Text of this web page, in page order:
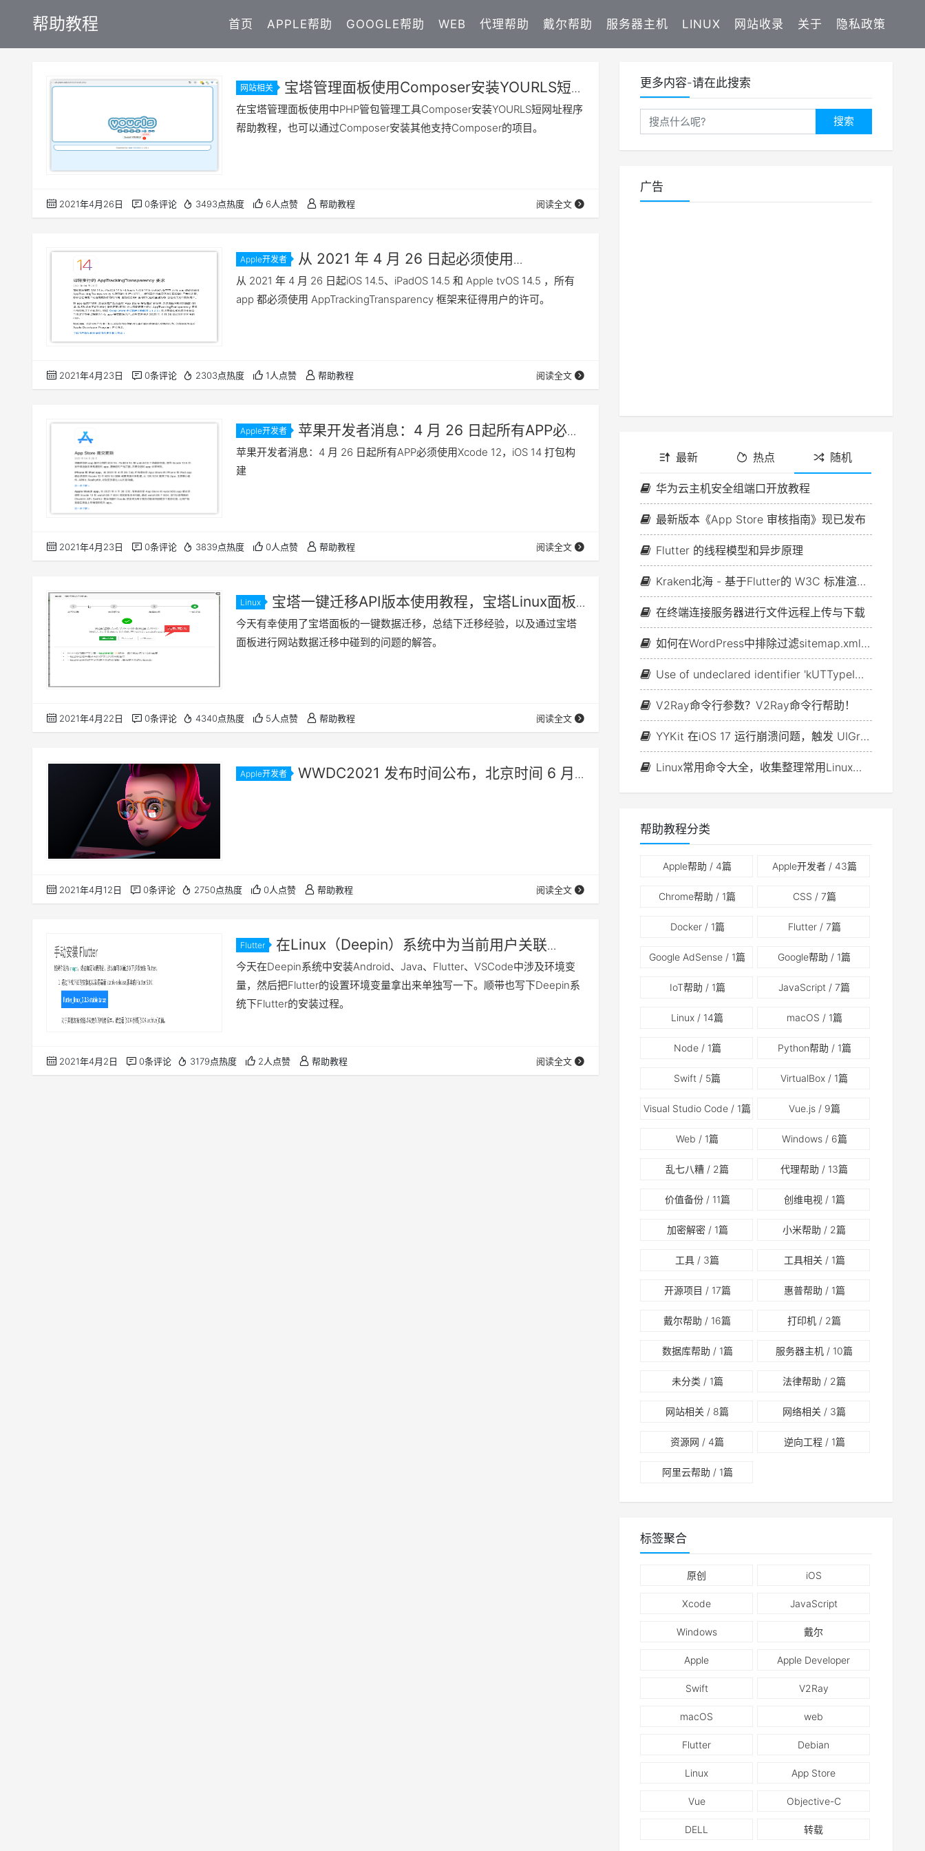
帮助教程 首页 APPLE帮助 GOOGLE帮助 WEB 代理帮助 戴尔帮助 服务器主机 LINUX 网站收录 关于 隐私政策
网站相关
宝塔管理面板使用Composer安装YOURLS短
网址程序帮助教程，通过Composer安装项目。
在宝塔管理面板使用中PHP管包管理工具Composer安装YOURLS短网址程序
帮助教程，也可以通过Composer安装其他支持Composer的项目。
2021年4月26日 0条评论 3493点热度 6人点赞 帮助教程 阅读全文
Apple开发者
从 2021 年 4 月 26 日起必须使用
AppTrackingTransparency来征得同意才能访问设备
唯一识别码
从 2021 年 4 月 26 日起iOS 14.5、iPadOS 14.5 和 Apple tvOS 14.5 ，所有
app 都必须使用 AppTrackingTransparency 框架来征得用户的许可。
2021年4月23日 0条评论 2303点热度 1人点赞 帮助教程 阅读全文
Apple开发者
苹果开发者消息：4 月 26 日起所有APP必须
使用Xcode 12，iOS 14 打包构建
苹果开发者消息：4 月 26 日起所有APP必须使用Xcode 12，iOS 14 打包构
建
2021年4月23日 0条评论 3839点热度 0人点赞 帮助教程 阅读全文
Linux
宝塔一键迁移API版本使用教程，宝塔Linux面板
帮助教程。
今天有幸使用了宝塔面板的一键数据迁移，总结下迁移经验，以及通过宝塔
面板进行网站数据迁移中碰到的问题的解答。
2021年4月22日 0条评论 4340点热度 5人点赞 帮助教程 阅读全文
Apple开发者
WWDC2021 发布时间公布，北京时间 6 月
2021年4月12日 0条评论 2750点热度 0人点赞 帮助教程 阅读全文
Flutter
在Linux（Deepin）系统中为当前用户关联
Flutter环境变量
今天在Deepin系统中安装Android、Java、Flutter、VSCode中涉及环境变
量，然后把Flutter的设置环境变量拿出来单独写一下。顺带也写下Deepin系
统下Flutter的安装过程。
2021年4月2日 0条评论 3179点热度 2人点赞 帮助教程 阅读全文
更多内容-请在此搜索
搜索
广告
最新 热点 随机
华为云主机安全组端口开放教程
最新版本《App Store 审核指南》现已发布
Flutter 的线程模型和异步原理
Kraken北海 - 基于Flutter的 W3C 标准渲染引擎库
在终端连接服务器进行文件远程上传与下载
如何在WordPress中排除过滤sitemap.xml缓存
Use of undeclared identifier 'kUTTypeImage'
V2Ray命令行参数？V2Ray命令行帮助！
YYKit 在iOS 17 运行崩溃问题，触发 UIGraphicsBeginImageContext 断言
Linux常用命令大全，收集整理常用Linux命令（五）
帮助教程分类
Apple帮助 / 4篇 Apple开发者/ 43篇
Chrome帮助 / 1篇 CSS / 7篇
Docker/ 1篇 Flutter/ 7篇
Google AdSense / 1篇 Google帮助 / 1篇
IoT帮助 / 1篇 JavaScript / 7篇
Linux / 14篇 macOS / 1篇
Node/ 1篇 Python帮助 / 1篇
Swift / 5篇 VirtualBox / 1篇
Visual Studio Code / 1篇 Vue.js/ 9篇
Web / 1篇 Windows/ 6篇
乱七八糟 / 2篇 代理帮助 / 13篇
价值备份/ 11篇 创维电视 / 1篇
加密解密/ 1篇 小米帮助 / 2篇
工具 / 3篇 工具相关 / 1篇
开源项目 / 17篇 惠普帮助 / 1篇
戴尔帮助 / 16篇 打印机 / 2篇
数据库帮助 / 1篇 服务器主机 / 10篇
未分类 / 1篇 法律帮助 / 2篇
网站相关 / 8篇 网络相关 / 3篇
资源网 / 4篇 逆向工程/ 1篇
阿里云帮助 / 1篇
标签聚合
原创 iOS
Xcode JavaScript
Windows 戴尔
Apple Apple Developer
Swift V2Ray
macOS web
Flutter Debian
Linux App Store
Vue Objective-C
DELL 转载